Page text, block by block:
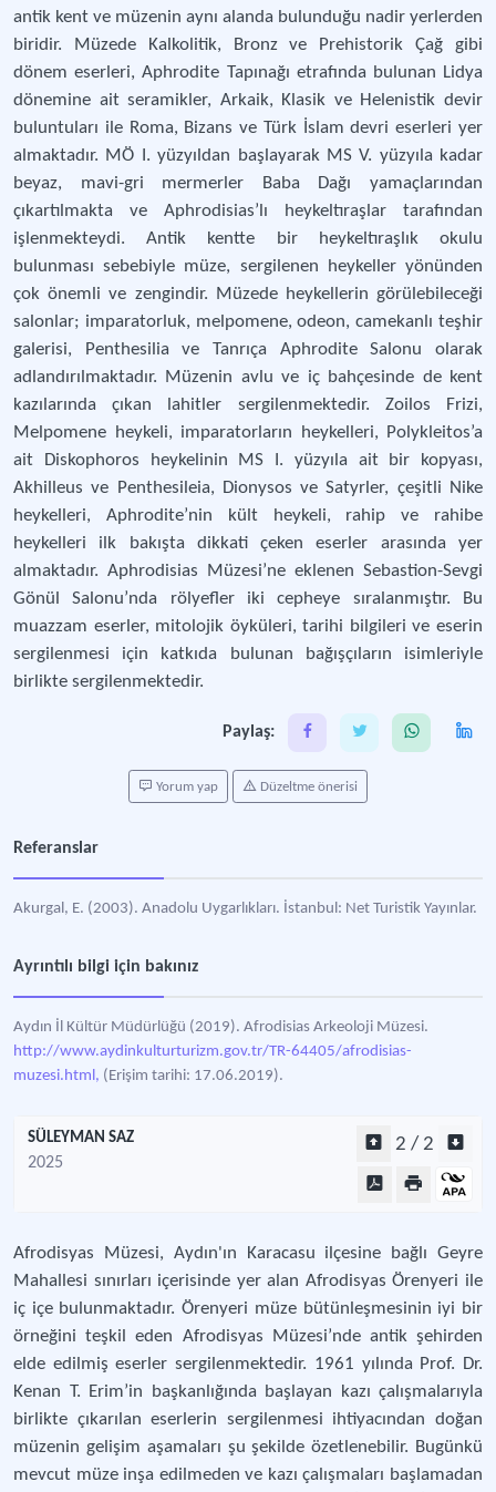
antik kent ve müzenin aynı alanda bulunduğu nadir yerlerden
biridir. Müzede Kalkolitik, Bronz ve Prehistorik Çağ gibi
dönem eserleri, Aphrodite Tapınağı etrafında bulunan Lidya
dönemine ait seramikler, Arkaik, Klasik ve Helenistik devir
buluntuları ile Roma, Bizans ve Türk İslam devri eserleri yer
almaktadır. MÖ I. yüzyıldan başlayarak MS V. yüzyıla kadar
beyaz, mavi-gri mermerler Baba Dağı yamaçlarından
çıkartılmakta ve Aphrodisias’lı heykeltıraşlar tarafından
işlenmekteydi. Antik kentte bir heykeltıraşlık okulu
bulunması sebebiyle müze, sergilenen heykeller yönünden
çok önemli ve zengindir. Müzede heykellerin görülebileceği
salonlar; imparatorluk, melpomene, odeon, camekanlı teşhir
galerisi, Penthesilia ve Tanrıça Aphrodite Salonu olarak
adlandırılmaktadır. Müzenin avlu ve iç bahçesinde de kent
kazılarında çıkan lahitler sergilenmektedir. Zoilos Frizi,
Melpomene heykeli, imparatorların heykelleri, Polykleitos’a
ait Diskophoros heykelinin MS I. yüzyıla ait bir kopyası,
Akhilleus ve Penthesileia, Dionysos ve Satyrler, çeşitli Nike
heykelleri, Aphrodite’nin kült heykeli, rahip ve rahibe
heykelleri ilk bakışta dikkati çeken eserler arasında yer
almaktadır. Aphrodisias Müzesi’ne eklenen Sebastion-Sevgi
Gönül Salonu’nda rölyefler iki cepheye sıralanmıştır. Bu
muazzam eserler, mitolojik öyküleri, tarihi bilgileri ve eserin
sergilenmesi için katkıda bulunan bağışçıların isimleriyle
birlikte sergilenmektedir.
Paylaş:
Yorum yap Düzeltme önerisi
Referanslar
Akurgal, E. (2003). Anadolu Uygarlıkları. İstanbul: Net Turistik Yayınlar.
Ayrıntılı bilgi için bakınız
Aydın İl Kültür Müdürlüğü (2019). Afrodisias Arkeoloji Müzesi.
http://www.aydinkulturturizm.gov.tr/TR-64405/afrodisias-
muzesi.html, (Erişim tarihi: 17.06.2019).
SÜLEYMAN SAZ
2025
2 / 2
Afrodisyas Müzesi, Aydın'ın Karacasu ilçesine bağlı Geyre
Mahallesi sınırları içerisinde yer alan Afrodisyas Örenyeri ile
iç içe bulunmaktadır. Örenyeri müze bütünleşmesinin iyi bir
örneğini teşkil eden Afrodisyas Müzesi’nde antik şehirden
elde edilmiş eserler sergilenmektedir. 1961 yılında Prof. Dr.
Kenan T. Erim’in başkanlığında başlayan kazı çalışmalarıyla
birlikte çıkarılan eserlerin sergilenmesi ihtiyacından doğan
müzenin gelişim aşamaları şu şekilde özetlenebilir. Bugünkü
mevcut müze inşa edilmeden ve kazı çalışmaları başlamadan